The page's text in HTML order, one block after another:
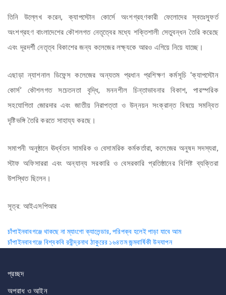
তিনি উল্লেখ করেন, ক্যাপস্টোন কোর্সে অংশগ্রহণকারী ফেলোদের স্বতঃস্ফূর্ত
অংশগ্রহণ বাংলাদেশের কৌশলগত নেতৃত্বের মধ্যে শক্তিশালী সেতুবন্ধন তৈরি করেছে
এবং দূরদর্শী নেতৃত্ব বিকাশের জন্য কলেজের লক্ষ্যকে আরও এগিয়ে নিয়ে যাচ্ছে।
এছাড়া ন্যাশনাল ডিফেন্স কলেজের অন্যতম প্রধান প্রশিক্ষণ কর্মসূচি ‘ক্যাপস্টোন
কোর্স’ কৌশলগত সচেতনতা বৃদ্ধি, মননশীল চিন্তাভাবনার বিকাশ, পারস্পরিক
সহযোগিতা জোরদার এবং জাতীয় নিরাপত্তা ও উন্নয়ন সংক্রান্ত বিষয়ে সমন্বিত
দৃষ্টিভঙ্গি তৈরি করতে সাহায্য করছে।
সমাপনী অনুষ্ঠানে ঊর্ধ্বতন সামরিক ও বেসামরিক কর্মকর্তারা, কলেজের অনুষদ সদস্যরা,
স্টাফ অফিসাররা এবং অন্যান্য সরকারি ও বেসরকারি প্রতিষ্ঠানের বিশিষ্ট ব্যক্তিরা
উপস্থিত ছিলেন।
সূত্র: আইএসপিআর
Post
navigation
চাঁপাইনবাবগঞ্জে থাকছে না ম্যাংগো ক্যালেন্ডার, পরিপক্ব হলেই পাড়া যাবে আম
চাঁপাইনবাবগঞ্জে বিশ্বকবি রবীন্দ্রনাথ ঠাকুরের ১৬৪তম জন্মবার্ষিকী উদযাপন
প্রচ্ছদ
অপরাধ ও আইন